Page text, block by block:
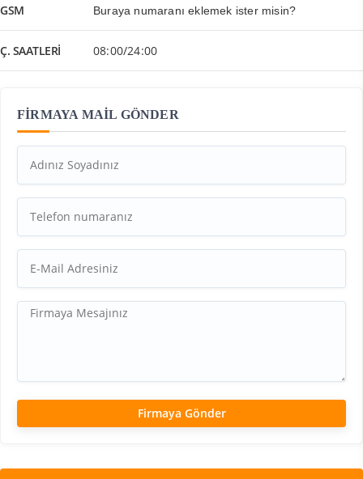
GSM Buraya numaranı eklemek ister misin?
Ç. SAATLERI 08:00/24:00
FİRMAYA MAİL GÖNDER